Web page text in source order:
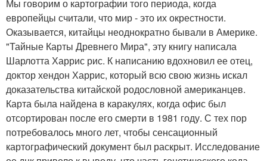
Мы говорим о картографии того периода, когда
европейцы считали, что мир - это их окрестности.
Оказывается, китайцы неоднократно бывали в Америке.
"Тайные Карты Древнего Мира", эту книгу написала
Шарлотта Харрис рис. К написанию вдохновил ее отец,
доктор хендон Харрис, который всю свою жизнь искал
доказательства китайской родословной американцев.
Карта была найдена в каракулях, когда офис был
отсортирован после его смерти в 1981 году. С тех пор
потребовалось много лет, чтобы сенсационный
картографический документ был раскрыт. Исследование